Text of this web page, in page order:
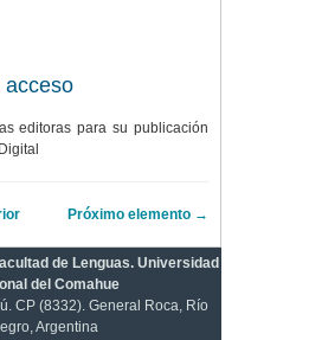
acceso
editoras para su publicación
Próximo elemento →
de Lenguas. Universidad
del Comahue
CP (8332). General Roca, Río
Argentina